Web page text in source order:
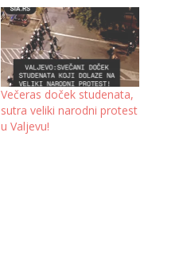
Večeras doček studenata,
sutra veliki narodni protest
u Valjevu!